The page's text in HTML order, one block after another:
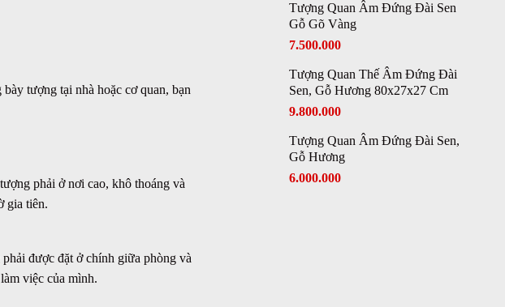
tượng tại nhà hoặc cơ quan, bạn
phải ở nơi cao, khô thoáng và
gia tiên.
được đặt ở chính giữa phòng và
việc của mình.
Tượng Quan Âm Đứng Đài Sen
Gỗ Gõ Vàng
7.500.000
Tượng Quan Thế Âm Đứng Đài
Sen, Gỗ Hương 80x27x27 Cm
9.800.000
Tượng Quan Âm Đứng Đài Sen,
Gỗ Hương
6.000.000